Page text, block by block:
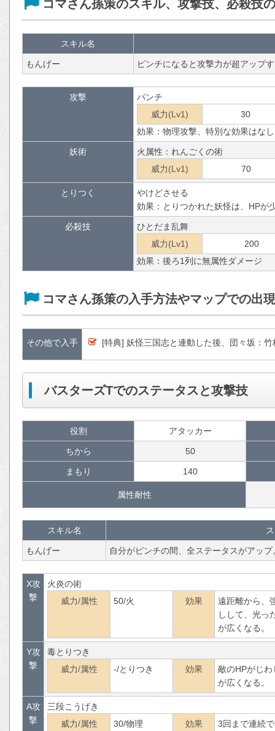
コマさん孫策のスキル、攻撃技、必殺技
スキル名
もんげー ピンチになると攻撃力が超アップ
攻撃
パンチ
威力(Lv1)
30
効果：物理攻撃、特別な効果はなし
妖術
火属性：れんごくの術
威力(Lv1)
70
とりつく
やけどさせる
効果：とりつかれた妖怪は、HPが
必殺技
ひとだま乱舞
威力(Lv1)
200
効果：後ろ1列に無属性ダメージ
コマさん孫策の入手方法やマップでの出
その他で入手 [特典] 妖怪三国志と連動した後、団々坂：
バスターズTでのステータスと攻撃技
役割 アタッカー
ちから 50
まもり 140
属性耐性
スキル名
もんげー 自分がピンチの間、全ステータスがアップ
X攻
撃
火炎の術
威力/属性
50/火 効果
遠距離から、
しして、光っ
が広くなる。
Y攻
撃
毒とりつき
威力/属性
-/とりつき 効果
敵のHPがじ
が広くなる。
A攻
撃
三段こうげき
威力/属性
30/物理 効果
3回まで連続